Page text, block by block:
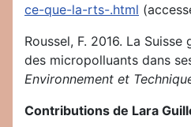
ce-que-la-rts-.html
Roussel, F. 2016. La
des micropolluants dans
Environnement et
Contributions de Lara